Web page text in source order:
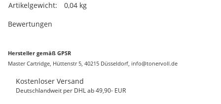
Artikelgewicht:
0,04 kg
Bewertungen
Hersteller gemäß GPSR
Master Cartridge, Hüttenstr 5, 40215 Düsseldorf, info@tonervoll.de
Kostenloser Versand
Deutschlandweit per DHL ab 49,90- EUR